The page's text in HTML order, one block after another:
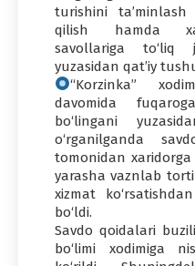
turishini
qilish hamda
savollariga to‘liq
yuzasidan qat’iy
“Korzinka”
davomida
bo‘lingani
o‘rganilganda
tomonidan
yarasha vaznlab
xizmat
bo‘ldi.
Savdo qoidalari
bo‘limi xodimiga